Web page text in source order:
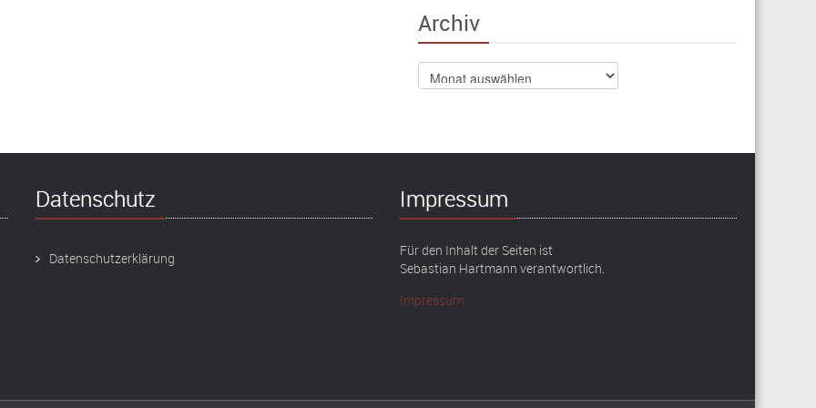
Archiv
Archiv
Datenschutz
Datenschutzerklärung
Impressum
Für den Inhalt der Seiten ist
Sebastian Hartmann verantwortlich.
Impressum